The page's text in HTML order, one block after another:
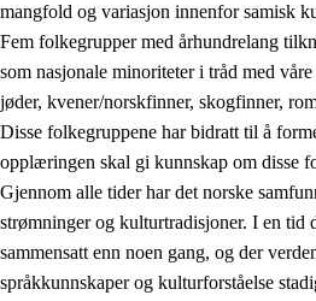
mangfold og variasjon innenfor samisk
Fem folkegrupper med århundrelang
som nasjonale minoriteter i tråd med
jøder, kvener/norskfinner, skogfinner,
Disse folkegruppene har bidratt til å
opplæringen skal gi kunnskap om disse
Gjennom alle tider har det norske
strømninger og kulturtradisjoner. I en tid
sammensatt enn noen gang, og der
språkkunnskaper og kulturforståelse